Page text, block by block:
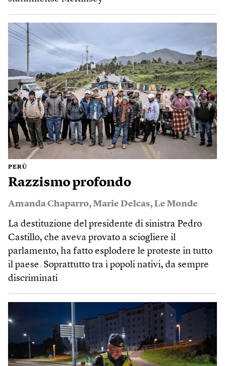
PERÙ
Razzismo profondo
Amanda Chaparro,Marie Delcas,Le Monde
La destituzione del presidente di sinistra Pedro
Castillo, che aveva provato a sciogliere il
parlamento, ha fatto esplodere le proteste in tutto
il paese. Soprattutto tra i popoli nativi, da sempre
discriminati